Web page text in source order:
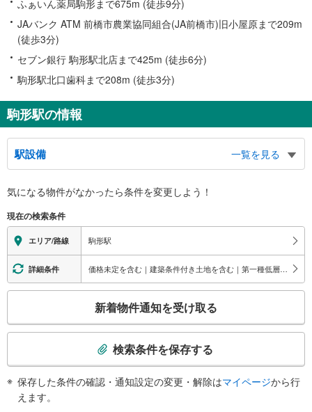
ふぁいん薬局駒形まで675m (徒歩9分)
JAバンク ATM 前橋市農業協同組合(JA前橋市)旧小屋原まで209m
(徒歩3分)
セブン銀行 駒形駅北店まで425m (徒歩6分)
駒形駅北口歯科まで208m (徒歩3分)
駒形駅の情報
駅設備
一覧を見る
※段差なしでの移動経路
地上⇔改札⇔ホーム：○
エレベータ
・各ホーム⇔改札
・改札⇔北口
・改札⇔南口
トイレ
・改札内
その他
気になる物件がなかったら条件を変更しよう！
現在の検索条件
エリア/路線 駒形駅
詳細条件 価格未定を含む｜建築条件付き土地を含む｜第一種低層住居専用地域
検
新着物件通知を受け取る
検索条件を保存する
保存した条件の確認・通知設定の変更・解除はマイページから行
えます。